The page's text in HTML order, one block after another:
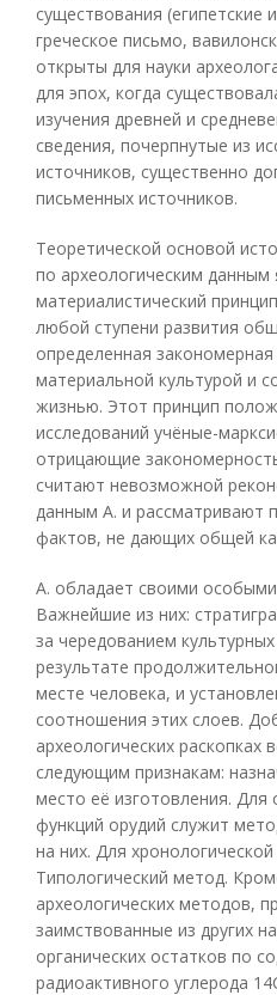
существования (египетские
греческое письмо,
открыты для науки
для эпох, когда
изучения древней и
сведения, почерпнутые из
источников, существенно
письменных источников.
Теоретической основой
по археологическим данным
материалистический
любой ступени развития
определенная
материальной культурой и
жизнью. Этот принцип
исследований учёные-
отрицающие
считают невозможной
данным А. и рассматривают
фактов, не дающих общей
А. обладает своими
Важнейшие из них:
за чередованием
результате
месте человека, и
соотношения этих слоев.
археологических
следующим признакам:
место её изготовления. Для
функций орудий служит
на них. Для
Типологический метод.
археологических методов,
заимствованные из других
органических остатков по
радиоактивного углерода